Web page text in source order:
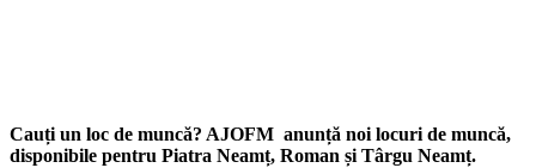
Cauți un loc de muncă? AJOFM anunță noi locuri de muncă,
disponibile pentru Piatra Neamț, Roman și Târgu Neamț.